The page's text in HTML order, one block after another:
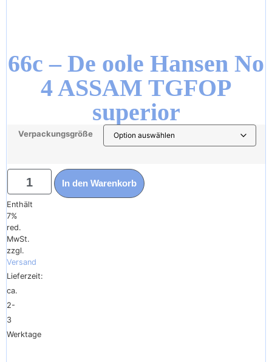
66c – De oole Hansen No
4 ASSAM TGFOP
superior
19,50€
91,25
€
Enthält
7%
red.
MwSt.
zzgl.
Versand
Lieferzeit:
ca.
2-
3
Werktage
Verpackungsgröße
In den Warenkorb